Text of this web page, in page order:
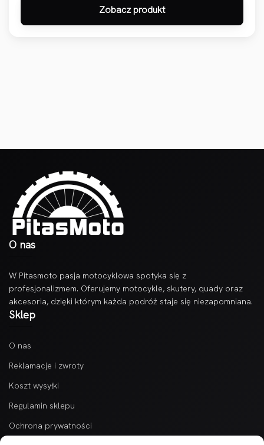
Zobacz produkt
O nas
W Pitasmoto pasja motocyklowa spotyka się z
profesjonalizmem. Oferujemy motocykle, skutery, quady oraz
akcesoria, dzięki którym każda podróż staje się niezapomniana.
Sklep
O nas
Reklamacje i zwroty
Koszt wysyłki
Regulamin sklepu
Ochrona prywatności